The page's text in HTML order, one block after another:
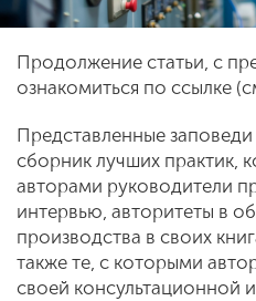
Продолжение статьи, с
ознакомиться по ссылке
Представленные
сборник лучших практик,
авторами руководители
интервью, авторитеты в
производства в своих
также те, с которыми
своей консультационной